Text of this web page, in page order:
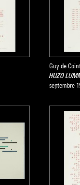
manifestations,
Angeles, au CRAC
en 2007, en
à l'auditorium du
Guy de
HUZO
septembre